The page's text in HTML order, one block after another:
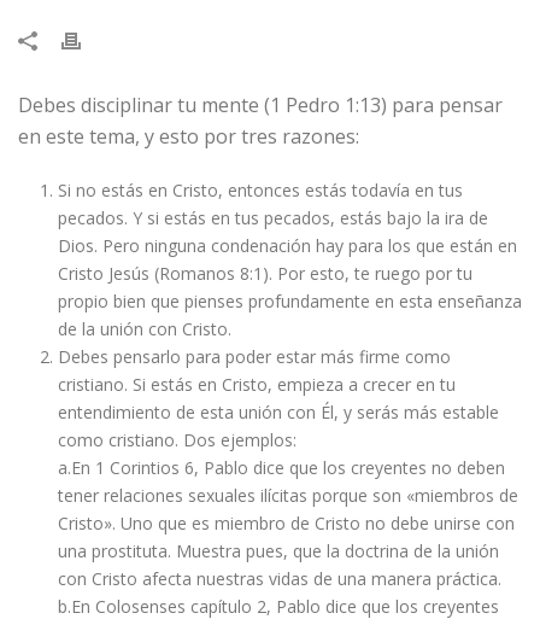
Debes disciplinar tu mente (1 Pedro 1:13) para pensar
en este tema, y esto por tres razones:
Si no estás en Cristo, entonces estás todavía en tus
pecados. Y si estás en tus pecados, estás bajo la ira de
Dios. Pero ninguna condenación hay para los que están en
Cristo Jesús (Romanos 8:1). Por esto, te ruego por tu
propio bien que pienses profundamente en esta enseñanza
de la unión con Cristo.
Debes pensarlo para poder estar más firme como
cristiano. Si estás en Cristo, empieza a crecer en tu
entendimiento de esta unión con Él, y serás más estable
como cristiano. Dos ejemplos:
a.En 1 Corintios 6, Pablo dice que los creyentes no deben
tener relaciones sexuales ilícitas porque son «miembros de
Cristo». Uno que es miembro de Cristo no debe unirse con
una prostituta. Muestra pues, que la doctrina de la unión
con Cristo afecta nuestras vidas de una manera práctica.
b.En Colosenses capítulo 2, Pablo dice que los creyentes